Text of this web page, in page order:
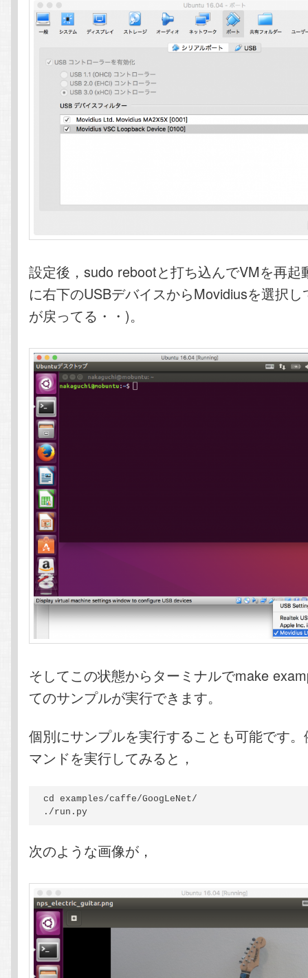
設定後，sudo rebootと打ち込んでVMを再起
に右下のUSBデバイスからMovidiusを選択
が戻ってる・・)。
そしてこの状態からターミナルでmake
てのサンプルが実行できます。
個別にサンプルを実行することも可能です
マンドを実行してみると，
cd examples/caffe/GoogLeNet/
./run.py
次のような画像が，